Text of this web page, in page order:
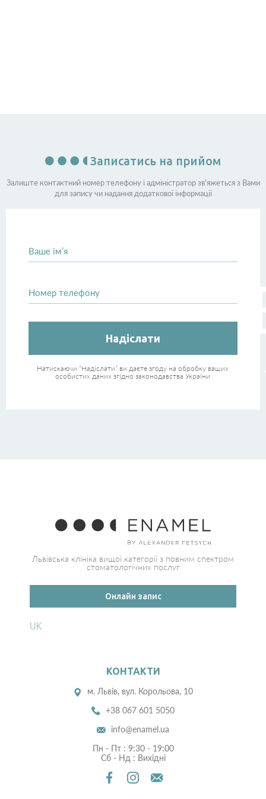
Записатись на прийом
Залиште контактний номер телефону і адміністратор зв'яжеться з Вами
для запису чи надання додаткової інформації
Ваше ім’я
Номер телефону
Натискаючи “Надіслати” ви даєте згоду на обробку ваших
особистих даних згідно законодавства України
Дякуємо за вашу заявку! Найближчим часом ми
Львівська клініка вищої категорії з повним спектром
стоматологічних послуг
Онлайн запис
UK
КОНТАКТИ
м. Львів, вул. Корольова, 10
+38 067 601 5050
info@enamel.ua
Пн - Пт : 9:30 - 19:00
Сб - Нд : Вихідні